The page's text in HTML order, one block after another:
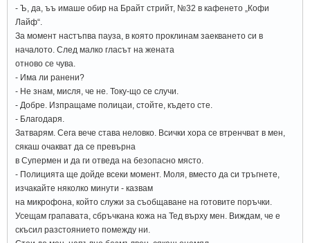
- Ъ, да, ъъ имаше обир на Брайт стрийт, №32 в кафенето „Кофи
Лайф“.
За момент настъпва пауза, в която проклинам заекването си в
началото. След малко гласът на жената
отново се чува.
- Има ли ранени?
- Не знам, мисля, че не. Току-що се случи.
- Добре. Изпращаме полицаи, стойте, където сте.
- Благодаря.
Затварям. Сега вече става неловко. Всички хора се втренчват в мен,
сякаш очакват да се превърна
в Супермен и да ги отведа на безопасно място.
- Полицията ще дойде всеки момент. Моля, вместо да си тръгнете,
изчакайте няколко минути - казвам
на микрофона, който служи за съобщаване на готовите поръчки.
Усещам грапавата, сбръчкана кожа на Тед върху мен. Виждам, че е
скъсил разстоянието помежду ни.